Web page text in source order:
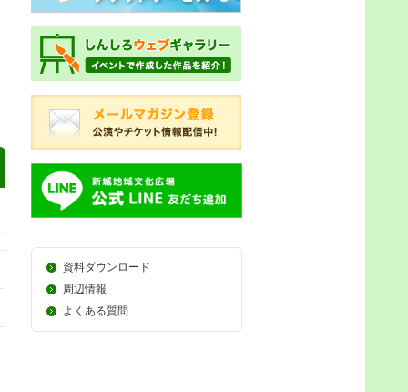
資料ダウンロード
周辺情報
よくある質問